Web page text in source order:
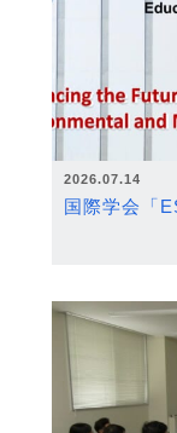
2026.07.14
国際学会「